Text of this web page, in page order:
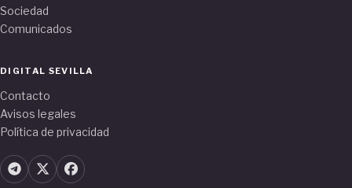
Sociedad
Comunicados
DIGITAL SEVILLA
Contacto
Avisos legales
Política de privacidad